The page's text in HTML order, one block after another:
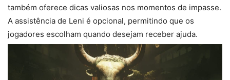
também oferece dicas valiosas nos momentos de impasse.
A assistência de Leni é opcional, permitindo que os
jogadores escolham quando desejam receber ajuda.